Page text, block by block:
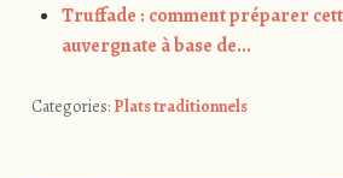
Truffade : comment préparer
auvergnate à base de…
Categories: Plats traditionnels